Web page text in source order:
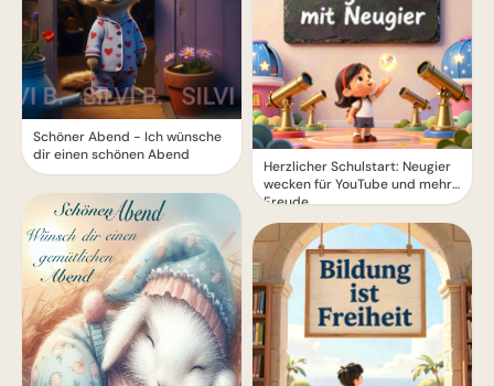
Schöner Abend - Ich wünsche
dir einen schönen Abend
Herzlicher Schulstart: Neugier
wecken für YouTube und mehr
Freude